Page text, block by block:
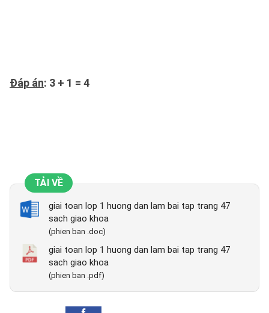
Đáp án: 3 + 1 = 4
TẢI VỀ
giai toan lop 1 huong dan lam bai tap trang 47
sach giao khoa
(phien ban .doc)
giai toan lop 1 huong dan lam bai tap trang 47
sach giao khoa
(phien ban .pdf)